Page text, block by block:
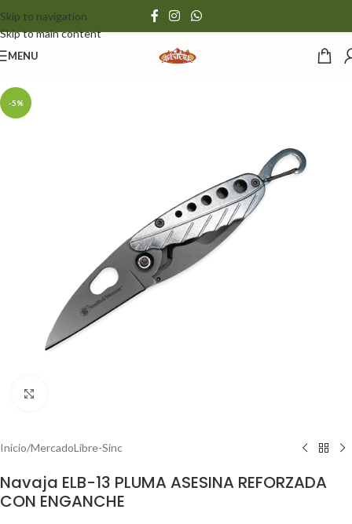
Skip to navigation
Skip to main content
MENU
-5%
Inicio/MercadoLibre-Sinc
Navaja ELB-13 PLUMA ASESINA REFORZADA
CON ENGANCHE